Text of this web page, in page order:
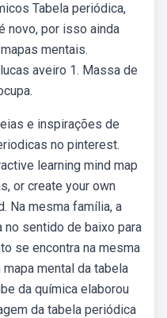
Tabela periódica,
novo, por isso ainda
mentais.
aveiro 1. Massa de
e inspirações de
no pinterest.
learning mind map
or create your own
Na mesma família, a
no sentido de baixo para
se encontra na mesma
mental da tabela
da química elaborou
da tabela periódica